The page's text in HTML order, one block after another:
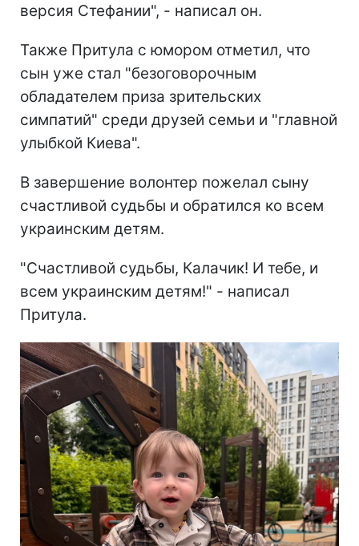
версия Стефании", - написал он.
Также Притула с юмором отметил, что
сын уже стал "безоговорочным
обладателем приза зрительских
симпатий" среди друзей семьи и "главной
улыбкой Киева".
В завершение волонтер пожелал сыну
счастливой судьбы и обратился ко всем
украинским детям.
"Счастливой судьбы, Калачик! И тебе, и
всем украинским детям!" - написал
Притула.